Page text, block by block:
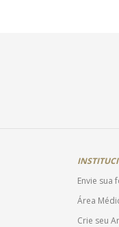
Envie sua
Área
Crie seu